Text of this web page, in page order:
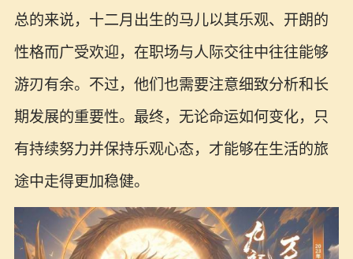
总的来说，十二月出生的马儿以其乐观、开朗的
性格而广受欢迎，在职场与人际交往中往往能够
游刃有余。不过，他们也需要注意细致分析和长
期发展的重要性。最终，无论命运如何变化，只
有持续努力并保持乐观心态，才能够在生活的旅
途中走得更加稳健。